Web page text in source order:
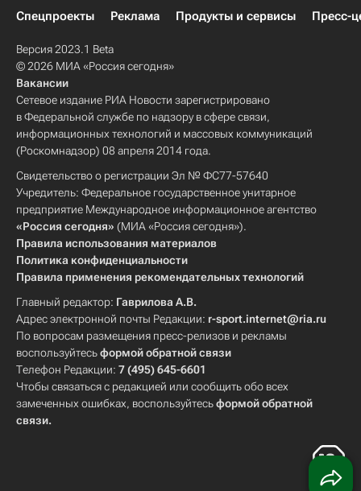
Спецпроекты
Реклама Продукты и сервисы Пресс-
Версия 2023.1 Beta
© 2026 МИА «Россия сегодня»
Вакансии
Сетевое издание РИА Новости зарегистрировано
в Федеральной службе по надзору в сфере связи,
информационных технологий и массовых коммуникаций
(Роскомнадзор) 08 апреля 2014 года.
Свидетельство о регистрации Эл № ФС77-57640
Учредитель: Федеральное государственное унитарное
предприятие Международное информационное агентство
«Россия сегодня» (МИА «Россия сегодня»).
Правила использования материалов
Политика конфиденциальности
Правила применения рекомендательных технологий
Главный редактор: Гаврилова А.В.
Адрес электронной почты Редакции: r-sport.internet@ria.ru
По вопросам размещения пресс-релизов и рекламы
воспользуйтесьформой обратной связи
Телефон Редакции: 7 (495) 645-6601
Чтобы связаться с редакцией или сообщить обо всех
замеченных ошибках, воспользуйтесьформой обратной
связи.